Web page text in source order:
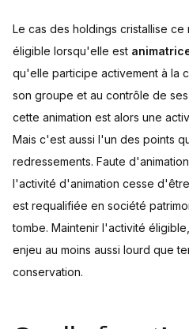
Le cas des holdings cristallise ce
éligible lorsqu'elle est
qu'elle participe activement à la
son groupe et au contrôle de
cette animation est alors une
Mais c'est aussi l'un des points
redressements. Faute
l'activité d'animation cesse
est requalifiée en société
tombe. Maintenir l'activité
enjeu au moins aussi lourd que
conservation.